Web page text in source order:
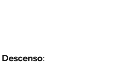
Descenso: